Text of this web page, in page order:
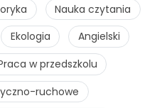
Nauka czytania
Ekologia
Angielski
w przedszkolu
ruchowe